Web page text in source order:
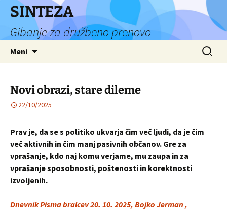
Preskoči
vsebino
SINTEZA
Gibanje za družbeno prenovo
Meni Išči:
Novi obrazi, stare dileme
22/10/2025
Prav je, da se s politiko ukvarja čim več ljudi, da je čim
več aktivnih in čim manj pasivnih občanov. Gre za
vprašanje, kdo naj komu verjame, mu zaupa in za
vprašanje sposobnosti, poštenosti in korektnosti
izvoljenih.
Dnevnik Pisma bralcev 20. 10. 2025, Bojko Jerman ,